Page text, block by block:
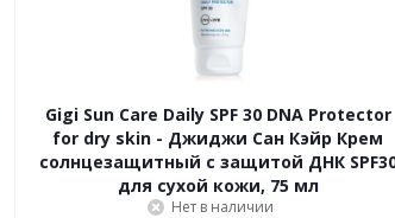
Gigi Sun Care Daily SPF 30 DNA Protector
for dry skin - Джиджи Сан Кэйр Крем
солнцезащитный с защитой ДНК
для сухой кожи, 75 мл
Нет в наличии